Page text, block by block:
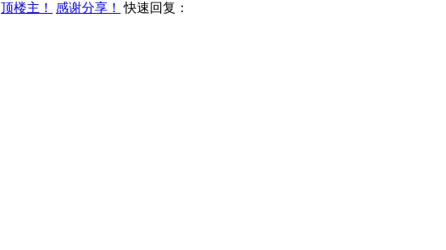
顶楼主！ 感谢分享！ 快速回复：